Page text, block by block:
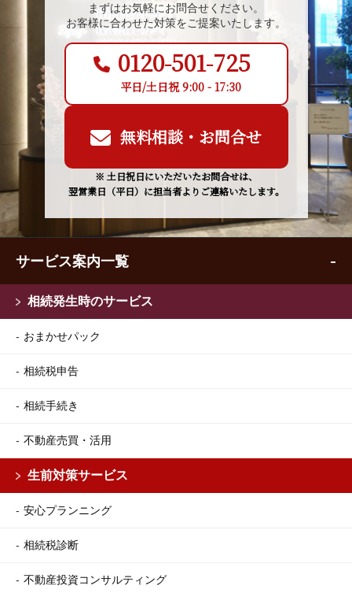
まずはお気軽にお問合せください。
お客様に合わせた対策をご提案いたします。
0120-501-725
平日/土日祝 9:00 - 17:30
無料相談・お問合せ
※ 土日祝日にいただいたお問合せは、
翌営業日（平日）に担当者よりご連絡いたします。
サービス案内一覧
相続発生時のサービス
おまかせパック
相続税申告
相続手続き
不動産売買・活用
生前対策サービス
安心プランニング
相続税診断
不動産投資コンサルティング